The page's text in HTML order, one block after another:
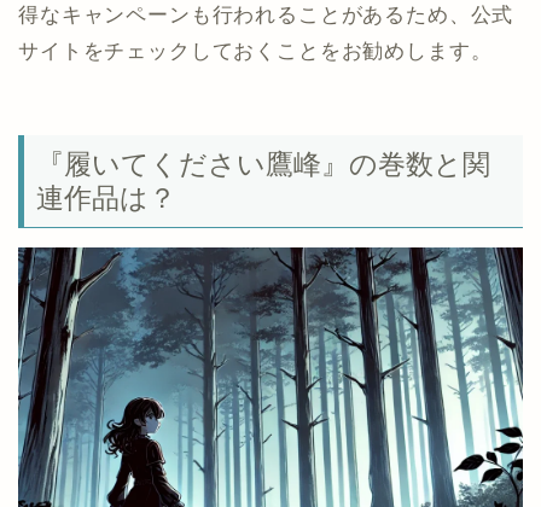
得なキャンペーンも行われることがあるため、公式
サイトをチェックしておくことをお勧めします。
『履いてください鷹峰』の巻数と関
連作品は？